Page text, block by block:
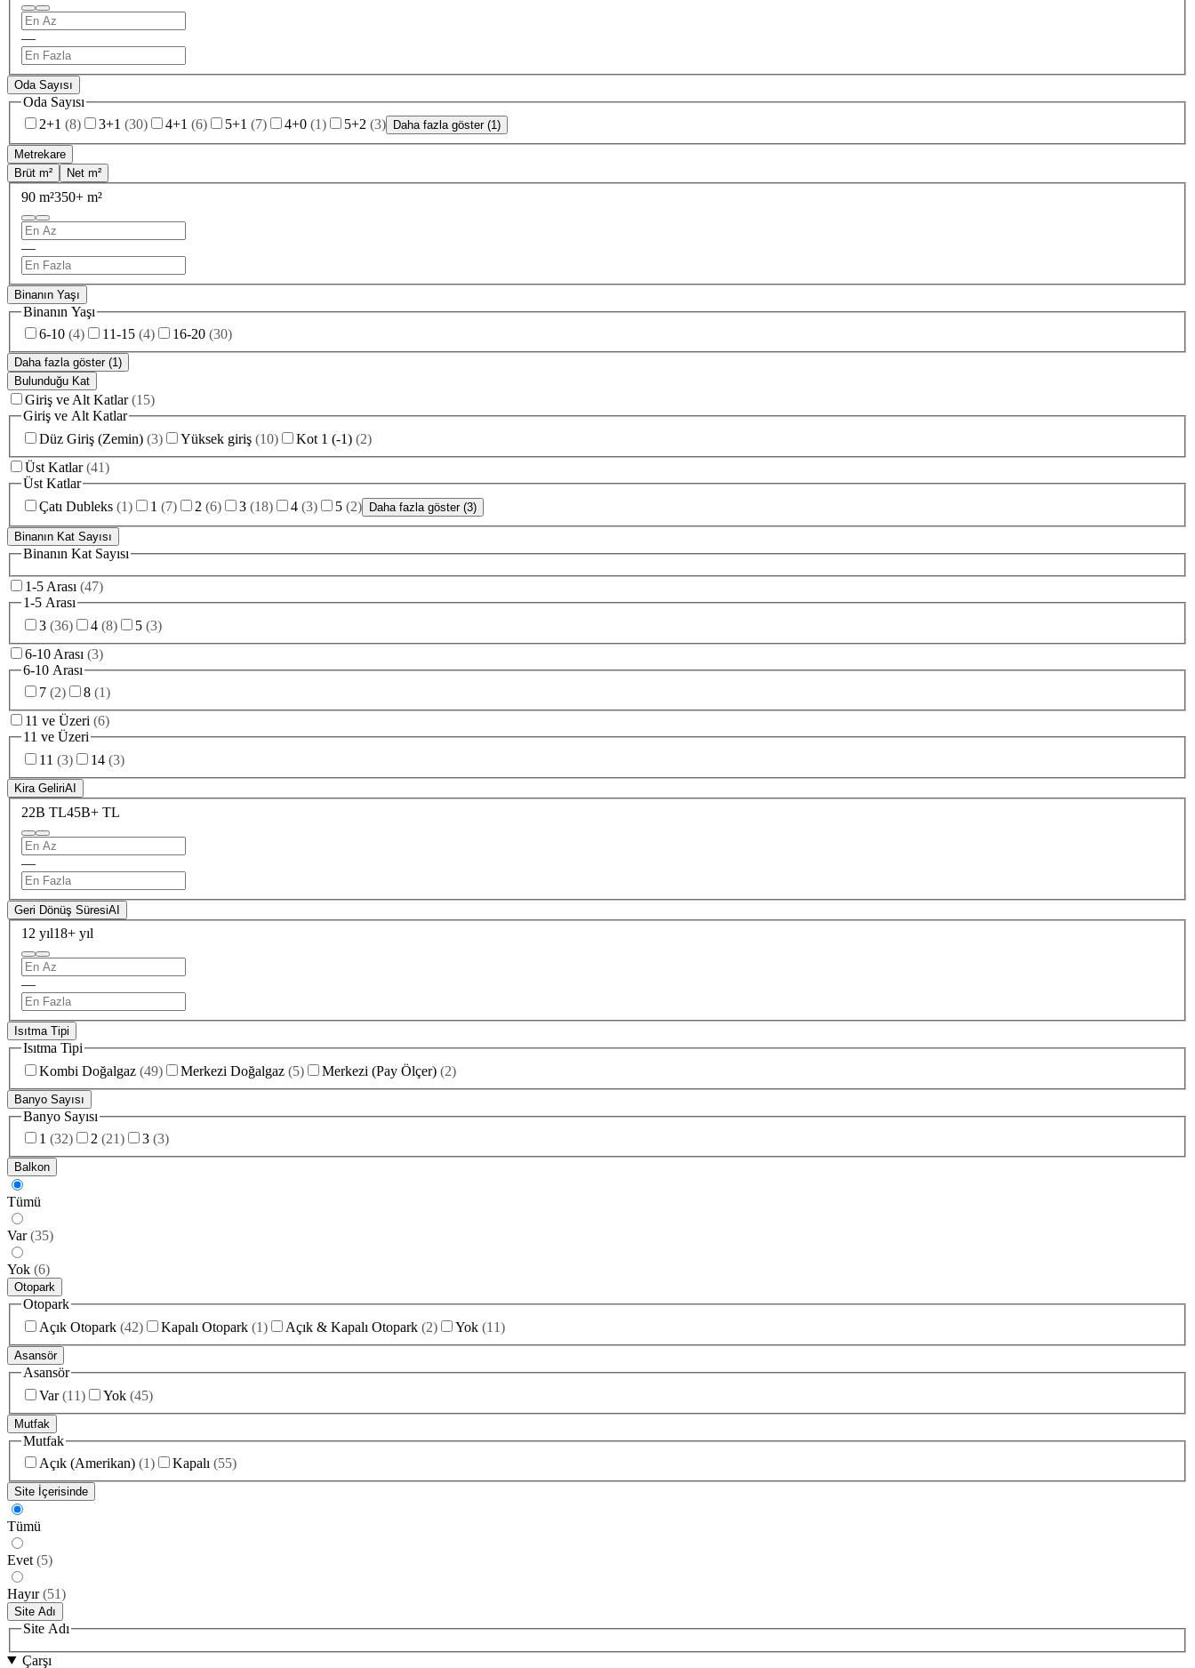
—
Oda Sayısı
Oda Sayısı
2+1 (8) 3+1 (30) 4+1 (6) 5+1 (7) 4+0 (1) 5+2 (3) Daha fazla göster (1)
Metrekare
Brüt m²
Net m²
90 m²350+ m²
—
Binanın Yaşı
Binanın Yaşı
6-10 (4) 11-15 (4) 16-20 (30)
Daha fazla göster (1)
Bulunduğu Kat
Giriş ve Alt Katlar (15)
Giriş ve Alt Katlar
Düz Giriş (Zemin) (3) Yüksek giriş (10) Kot 1 (-1) (2)
Üst Katlar (41)
Üst Katlar
Çatı Dubleks (1) 1 (7) 2 (6) 3 (18) 4 (3) 5 (2) Daha fazla göster (3)
Binanın Kat Sayısı
Binanın Kat Sayısı
1-5 Arası (47)
1-5 Arası
3 (36) 4 (8) 5 (3)
6-10 Arası (3)
6-10 Arası
7 (2) 8 (1)
11 ve Üzeri (6)
11 ve Üzeri
11 (3) 14 (3)
Kira GeliriAI
22B TL45B+ TL
—
Geri Dönüş SüresiAI
12 yıl18+ yıl
—
Isıtma Tipi
Isıtma Tipi
Kombi Doğalgaz (49) Merkezi Doğalgaz (5) Merkezi (Pay Ölçer) (2)
Banyo Sayısı
Banyo Sayısı
1 (32) 2 (21) 3 (3)
Balkon
Tümü
Var (35)
Yok (6)
Otopark
Otopark
Açık Otopark (42) Kapalı Otopark (1) Açık & Kapalı Otopark (2) Yok (11)
Asansör
Asansör
Var (11) Yok (45)
Mutfak
Mutfak
Açık (Amerikan) (1) Kapalı (55)
Site İçerisinde
Tümü
Evet (5)
Hayır (51)
Site Adı
Site Adı
Çarşı